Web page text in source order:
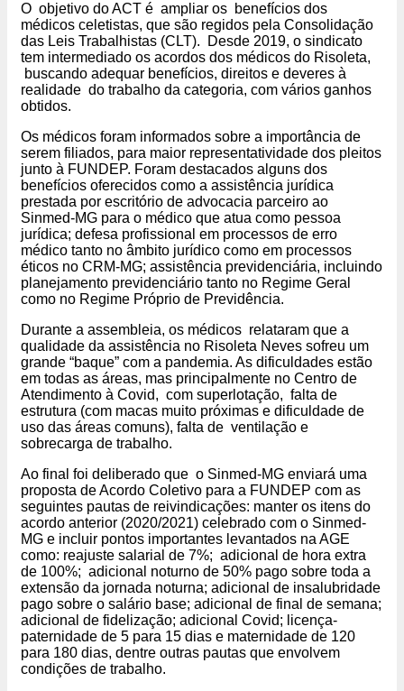
O objetivo do ACT é ampliar os benefícios dos
médicos celetistas, que são regidos pela Consolidação
das Leis Trabalhistas (CLT). Desde 2019, o sindicato
tem intermediado os acordos dos médicos do Risoleta,
buscando adequar benefícios, direitos e deveres à
realidade do trabalho da categoria, com vários ganhos
obtidos.
Os médicos foram informados sobre a importância de
serem filiados, para maior representatividade dos pleitos
junto à FUNDEP. Foram destacados alguns dos
benefícios oferecidos como a assistência jurídica
prestada por escritório de advocacia parceiro ao
Sinmed-MG para o médico que atua como pessoa
jurídica; defesa profissional em processos de erro
médico tanto no âmbito jurídico como em processos
éticos no CRM-MG; assistência previdenciária, incluindo
planejamento previdenciário tanto no Regime Geral
como no Regime Próprio de Previdência.
Durante a assembleia, os médicos relataram que a
qualidade da assistência no Risoleta Neves sofreu um
grande “baque” com a pandemia. As dificuldades estão
em todas as áreas, mas principalmente no Centro de
Atendimento à Covid, com superlotação, falta de
estrutura (com macas muito próximas e dificuldade de
uso das áreas comuns), falta de ventilação e
sobrecarga de trabalho.
Ao final foi deliberado que o Sinmed-MG enviará uma
proposta de Acordo Coletivo para a FUNDEP com as
seguintes pautas de reivindicações: manter os itens do
acordo anterior (2020/2021) celebrado com o Sinmed-
MG e incluir pontos importantes levantados na AGE
como: reajuste salarial de 7%; adicional de hora extra
de 100%; adicional noturno de 50% pago sobre toda a
extensão da jornada noturna; adicional de insalubridade
pago sobre o salário base; adicional de final de semana;
adicional de fidelização; adicional Covid; licença-
paternidade de 5 para 15 dias e maternidade de 120
para 180 dias, dentre outras pautas que envolvem
condições de trabalho.